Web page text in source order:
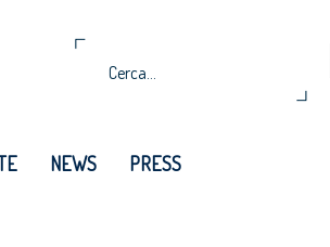
NEWS PRESS